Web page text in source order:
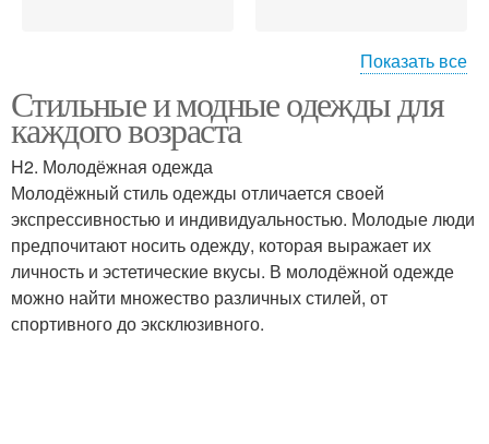
Классическая одежда Современная одежда
Одежда для пожилых
людей
Консервативная одежда
Показать все
Стильные и модные одежды для
каждого возраста
H2. Молодёжная одежда
Молодёжный стиль одежды отличается своей
экспрессивностью и индивидуальностью. Молодые люди
предпочитают носить одежду, которая выражает их
личность и эстетические вкусы. В молодёжной одежде
можно найти множество различных стилей, от
спортивного до эксклюзивного.